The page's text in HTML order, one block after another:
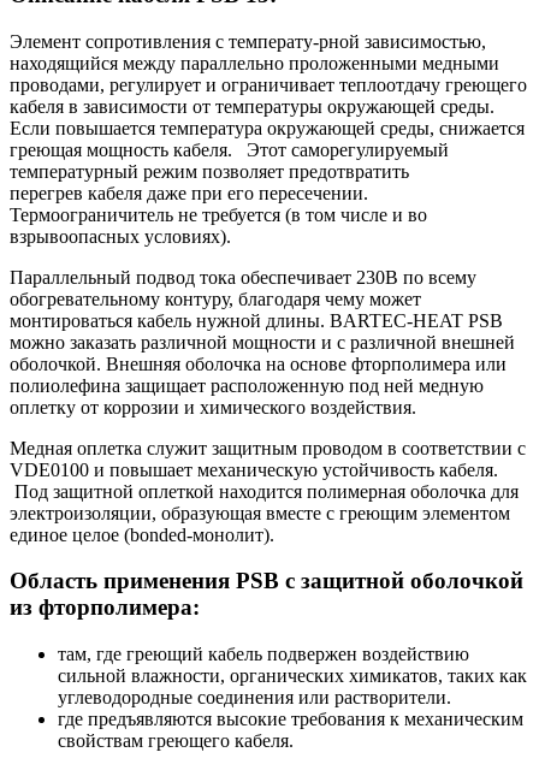
Элемент сопротивления с температу-рной зависимостью,
находящийся между параллельно проложенными медными
проводами, регулирует и ограничивает теплоотдачу греющего
кабеля в зависимости от температуры окружающей среды.
Если повышается температура окружающей среды, снижается
греющая мощность кабеля. Этот саморегулируемый
температурный режим позволяет предотвратить
перегрев кабеля даже при его пересечении.
Термоограничитель не требуется (в том числе и во
взрывоопасных условиях).
Параллельный подвод тока обеспечивает 230В по всему
обогревательному контуру, благодаря чему может
монтироваться кабель нужной длины. BARTEC-HEAT PSB
можно заказать различной мощности и с различной внешней
оболочкой. Внешняя оболочка на основе фторполимера или
полиолефина защищает расположенную под ней медную
оплетку от коррозии и химического воздействия.
Медная оплетка служит защитным проводом в соответствии с
VDE0100 и повышает механическую устойчивость кабеля.
Под защитной оплеткой находится полимерная оболочка для
электроизоляции, образующая вместе с греющим элементом
единое целое (bonded-монолит).
Область применения PSB с защитной оболочкой
из фторполимера:
там, где греющий кабель подвержен воздействию
сильной влажности, органических химикатов, таких как
углеводородные соединения или растворители.
где предъявляются высокие требования к механическим
свойствам греющего кабеля.